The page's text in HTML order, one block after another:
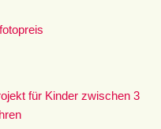
für Kinder zwischen 3